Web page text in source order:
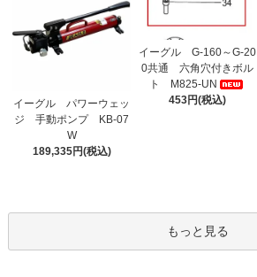
イーグル パワーウェッ
ジ 手動ポンプ KB-07
W
189,335円(税込)
イーグル G-160～G-20
0共通 六角穴付きボル
ト M825-UN
453円(税込)
もっと見る